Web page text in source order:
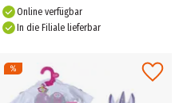
Online verfügbar
In die Filiale lieferbar